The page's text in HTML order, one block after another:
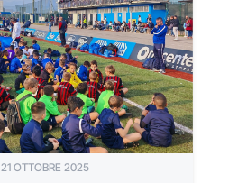
21 OTTOBRE 2025